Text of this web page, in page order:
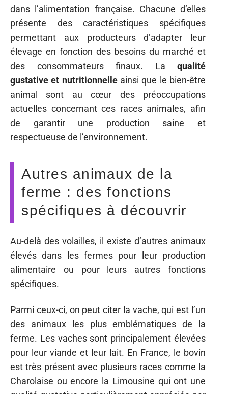
dans l’alimentation française. Chacune d’elles
présente des caractéristiques spécifiques
permettant aux producteurs d’adapter leur
élevage en fonction des besoins du marché et
des consommateurs finaux. La qualité
gustative et nutritionnelleainsi que le bien-être
animal sont au cœur des préoccupations
actuelles concernant ces races animales, afin
de garantir une production saine et
respectueuse de l’environnement.
Autres animaux de la
ferme : des fonctions
spécifiques à découvrir
Au-delà des volailles, il existe d’autres animaux
élevés dans les fermes pour leur production
alimentaire ou pour leurs autres fonctions
spécifiques.
Parmi ceux-ci, on peut citer la vache, qui est l’un
des animaux les plus emblématiques de la
ferme. Les vaches sont principalement élevées
pour leur viande et leur lait. En France, le bovin
est très présent avec plusieurs races comme la
Charolaise ou encore la Limousine qui ont une